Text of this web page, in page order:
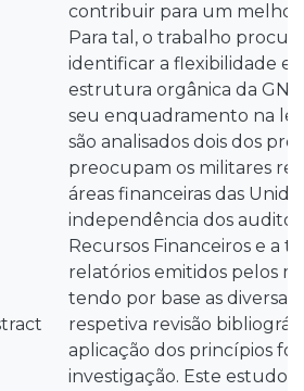
contribuir para um melhor
Para tal, o trabalho
identificar a flexibilidade
estrutura orgânica da
seu enquadramento na
são analisados dois dos
preocupam os militares
áreas financeiras das
independência dos
Recursos Financeiros e a
relatórios emitidos pelos
tendo por base as diversas
respetiva revisão
aplicação dos princípios
investigação. Este estudo